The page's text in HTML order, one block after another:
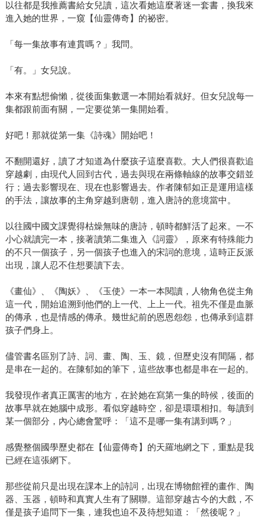
以往都是我推薦書給女兒讀，這次看她這麼著迷一套書，換我來
進入她的世界，一窺【仙靈傳奇】的祕密。
「每一集故事有連貫嗎？」我問。
「有。」女兒說。
本來有點想偷懶，從後面集數選一本開始看就好。但女兒說每一
集都跟前面有關，一定要從第一集開始看。
好吧！那就從第一集《詩魂》開始吧！
不翻開還好，讀了才知道為什麼孩子這麼喜歡。大人們很喜歡追
穿越劇，由現代人回到古代，過去與現在兩條軸線的故事交錯並
行；過去影響現在、現在也影響過去。作者陳郁如正是運用這樣
的手法，讓故事的主角穿越到唐朝，進入唐詩的意境當中。
以往國中國文課覺得枯燥無味的唐詩，頓時都鮮活了起來。一不
小心就讀完一本，接著讀第二集進入《詞靈》，原來有特殊能力
的不只一個孩子，另一個孩子也進入的宋詞的意境，這時正反派
出現，讓人忍不住想要讀下去。
《畫仙》、《陶妖》、《玉使》一本一本閱讀，人物角色從主角
這一代，開始追溯到他們的上一代、上上一代。祖先不僅是血脈
的傳承，也是情感的傳承。幾世紀前的恩恩怨怨，也傳承到這群
孩子們身上。
儘管書名區別了詩、詞、畫、陶、玉、鏡，但歷史沒有間隔，都
是串在一起的。在陳郁如的筆下，這些故事也都是串在一起的。
我發現作者真正厲害的地方，在於她在寫第一集的時候，後面的
故事早就在她腦中成形。看似穿越時空，卻是環環相扣。每讀到
某一個部分，內心總會驚呼：「這不是哪一集有講到嗎？」
感覺整個國學歷史都在【仙靈傳奇】的天羅地網之下，重點是我
已經在這張網下。
那些從前只是出現在課本上的詩詞，出現在博物館裡的畫作、陶
器、玉器，頓時和真實人生有了關聯。這部穿越古今的大戲，不
僅是孩子追問下一集，連我也迫不及待想知道：「然後呢？」